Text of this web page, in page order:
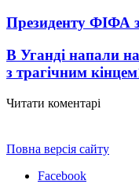
Президенту ФІФА
В Уганді напали на
з трагічним кінцем
Читати коментарі
Повна версія сайту
Facebook